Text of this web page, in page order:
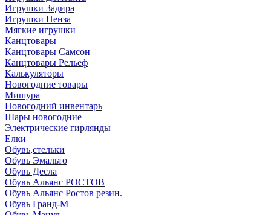
Игрушки Задира
Игрушки Пенза
Мягкие игрушки
Канцтовары
Канцтовары Самсон
Канцтовары Рельеф
Калькуляторы
Новогодние товары
Мишура
Новогодний инвентарь
Шары новогодние
Электрические гирлянды
Елки
Обувь,стельки
Обувь Эмальто
Обувь Десла
Обувь Альянс РОСТОВ
Обувь Альянс Ростов резин.
Обувь Гранд-М